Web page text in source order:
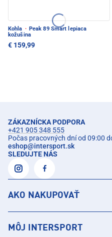
Kohla · Peak 89 Smart lepiaca
kožušina
€ 159,99
ZÁKAZNÍCKA PODPORA
+421 905 348 555
Počas pracovných dní od 09:00
eshop@intersport.sk
SLEDUJTE NÁS
AKO NAKUPOVAŤ
MÔJ INTERSPORT